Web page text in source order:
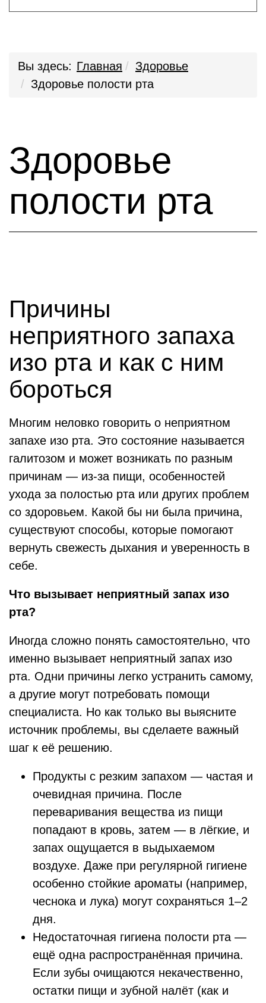
Вы здесь: Главная
Здоровье
Здоровье полости рта
Здоровье
полости рта
Причины
неприятного запаха
изо рта и как с ним
бороться
Многим неловко говорить о неприятном
запахе изо рта. Это состояние называется
галитозом и может возникать по разным
причинам — из‑за пищи, особенностей
ухода за полостью рта или других проблем
со здоровьем. Какой бы ни была причина,
существуют способы, которые помогают
вернуть свежесть дыхания и уверенность в
себе.
Что вызывает неприятный запах изо
рта?
Иногда сложно понять самостоятельно, что
именно вызывает неприятный запах изо
рта. Одни причины легко устранить самому,
а другие могут потребовать помощи
специалиста. Но как только вы выясните
источник проблемы, вы сделаете важный
шаг к её решению.
Продукты с резким запахом — частая и
очевидная причина. После
переваривания вещества из пищи
попадают в кровь, затем — в лёгкие, и
запах ощущается в выдыхаемом
воздухе. Даже при регулярной гигиене
особенно стойкие ароматы (например,
чеснока и лука) могут сохраняться 1–2
дня.
Недостаточная гигиена полости рта —
ещё одна распространённая причина.
Если зубы очищаются некачественно,
остатки пищи и зубной налёт (как и